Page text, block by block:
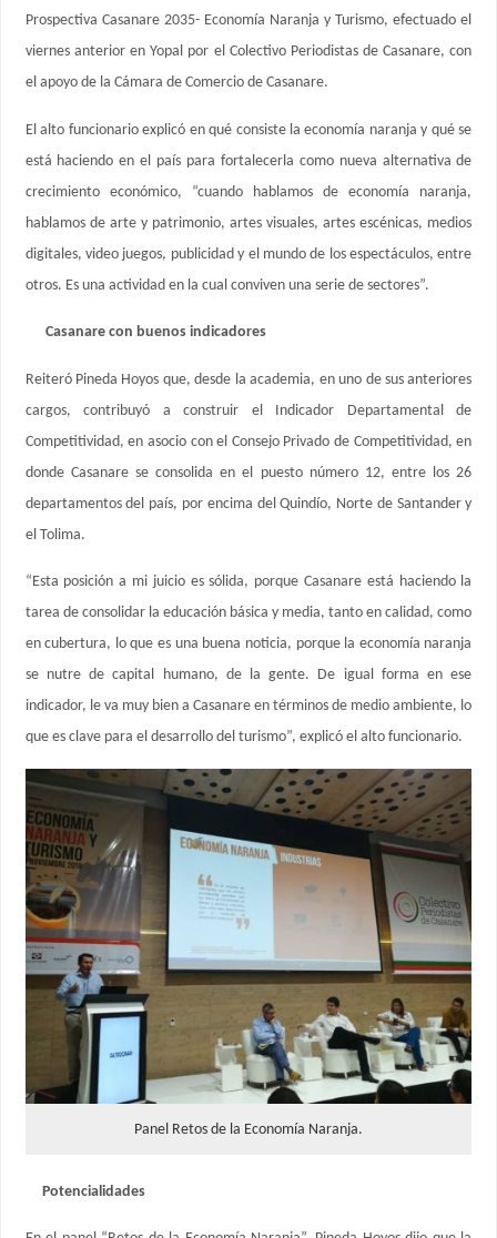
Prospectiva Casanare 2035- Economía Naranja y Turismo, efectuado el
viernes anterior en Yopal por el Colectivo Periodistas de Casanare, con
el apoyo de la Cámara de Comercio de Casanare.
El alto funcionario explicó en qué consiste la economía naranja y qué se
está haciendo en el país para fortalecerla como nueva alternativa de
crecimiento económico, “cuando hablamos de economía naranja,
hablamos de arte y patrimonio, artes visuales, artes escénicas, medios
digitales, video juegos, publicidad y el mundo de los espectáculos, entre
otros. Es una actividad en la cual conviven una serie de sectores”.
Casanare con buenos indicadores
Reiteró Pineda Hoyos que, desde la academia, en uno de sus anteriores
cargos, contribuyó a construir el Indicador Departamental de
Competitividad, en asocio con el Consejo Privado de Competitividad, en
donde Casanare se consolida en el puesto número 12, entre los 26
departamentos del país, por encima del Quindío, Norte de Santander y
el Tolima.
“Esta posición a mi juicio es sólida, porque Casanare está haciendo la
tarea de consolidar la educación básica y media, tanto en calidad, como
en cubertura, lo que es una buena noticia, porque la economía naranja
se nutre de capital humano, de la gente. De igual forma en ese
indicador, le va muy bien a Casanare en términos de medio ambiente, lo
que es clave para el desarrollo del turismo”, explicó el alto funcionario.
Panel Retos de la Economía Naranja.
Potencialidades